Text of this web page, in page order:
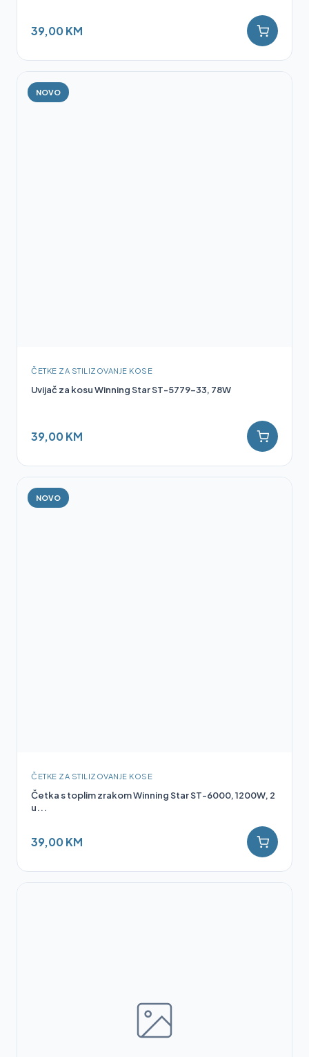
39,00 KM
NOVO
ČETKE ZA STILIZOVANJE KOSE
Uvijač za kosu Winning Star ST-5779-33, 78W
39,00 KM
NOVO
ČETKE ZA STILIZOVANJE KOSE
Četka s toplim zrakom Winning Star ST-6000, 1200W, 2
u...
39,00 KM